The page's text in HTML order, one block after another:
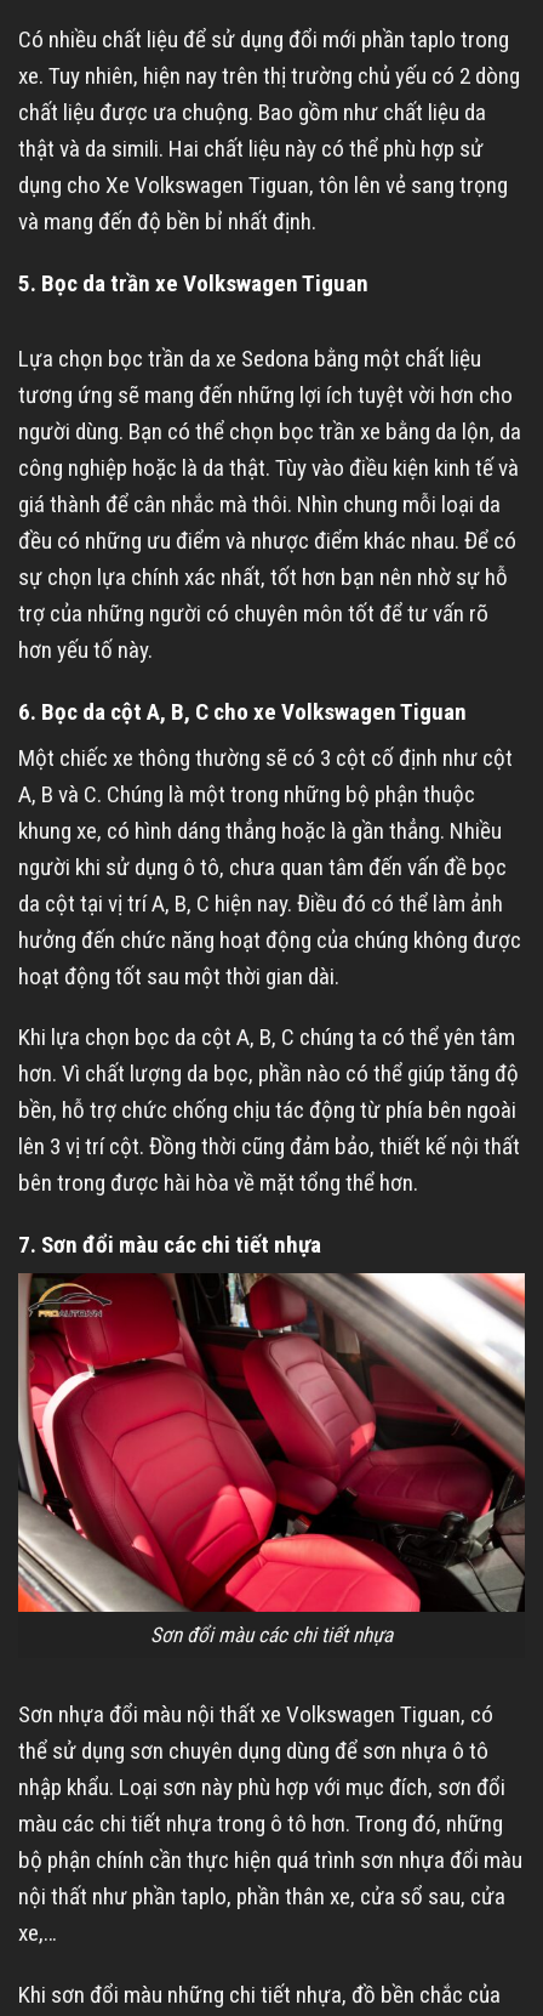
Có nhiều chất liệu để sử dụng đổi mới phần taplo trong
xe. Tuy nhiên, hiện nay trên thị trường chủ yếu có 2 dòng
chất liệu được ưa chuộng. Bao gồm như chất liệu da
thật và da simili. Hai chất liệu này có thể phù hợp sử
dụng cho Xe Volkswagen Tiguan, tôn lên vẻ sang trọng
và mang đến độ bền bỉ nhất định.
5. Bọc da trần xe Volkswagen Tiguan
Lựa chọn bọc trần da xe Sedona bằng một chất liệu
tương ứng sẽ mang đến những lợi ích tuyệt vời hơn cho
người dùng. Bạn có thể chọn bọc trần xe bằng da lộn, da
công nghiệp hoặc là da thật. Tùy vào điều kiện kinh tế và
giá thành để cân nhắc mà thôi. Nhìn chung mỗi loại da
đều có những ưu điểm và nhược điểm khác nhau. Để có
sự chọn lựa chính xác nhất, tốt hơn bạn nên nhờ sự hỗ
trợ của những người có chuyên môn tốt để tư vấn rõ
hơn yếu tố này.
6. Bọc da cột A, B, C cho xe Volkswagen Tiguan
Một chiếc xe thông thường sẽ có 3 cột cố định như cột
A, B và C. Chúng là một trong những bộ phận thuộc
khung xe, có hình dáng thẳng hoặc là gần thẳng. Nhiều
người khi sử dụng ô tô, chưa quan tâm đến vấn đề bọc
da cột tại vị trí A, B, C hiện nay. Điều đó có thể làm ảnh
hưởng đến chức năng hoạt động của chúng không được
hoạt động tốt sau một thời gian dài.
Khi lựa chọn bọc da cột A, B, C chúng ta có thể yên tâm
hơn. Vì chất lượng da bọc, phần nào có thể giúp tăng độ
bền, hỗ trợ chức chống chịu tác động từ phía bên ngoài
lên 3 vị trí cột. Đồng thời cũng đảm bảo, thiết kế nội thất
bên trong được hài hòa về mặt tổng thể hơn.
7. Sơn đổi màu các chi tiết nhựa
Sơn đổi màu các chi tiết nhựa
Sơn nhựa đổi màu nội thất xe Volkswagen Tiguan, có
thể sử dụng sơn chuyên dụng dùng để sơn nhựa ô tô
nhập khẩu. Loại sơn này phù hợp với mục đích, sơn đổi
màu các chi tiết nhựa trong ô tô hơn. Trong đó, những
bộ phận chính cần thực hiện quá trình sơn nhựa đổi màu
nội thất như phần taplo, phần thân xe, cửa sổ sau, cửa
xe,…
Khi sơn đổi màu những chi tiết nhựa, đồ bền chắc của